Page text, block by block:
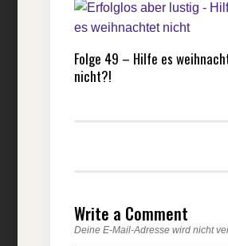
Folge 49 – Hilfe es
nicht?!
Write a Comment
Deine E-Mail-Adresse wird nicht